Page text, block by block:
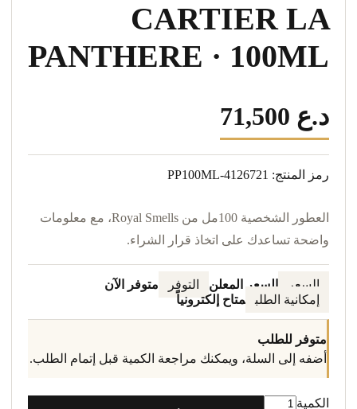
CARTIER LA
PANTHERE · 100ML
71,500 د.ع
رمز المنتج: PP100ML-4126721
العطور الشخصية 100مل من Royal Smells، مع معلومات
واضحة تساعدك على اتخاذ قرار الشراء.
السعر السعر المعلن التوفر
متوفر الآن
إمكانية الطلب
متاح إلكترونياً
متوفر للطلب
أضفه إلى السلة، ويمكنك مراجعة الكمية قبل إتمام الطلب.
الكمية